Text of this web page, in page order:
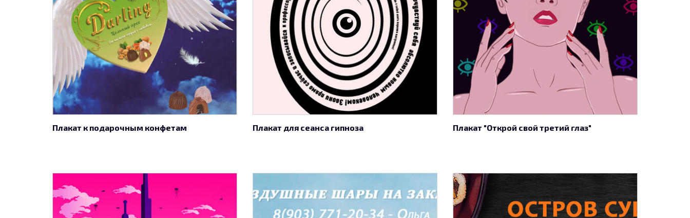
Плакат к подарочным конфетам Плакат для сеанса гипноза Плакат "Открой свой третий глаз"